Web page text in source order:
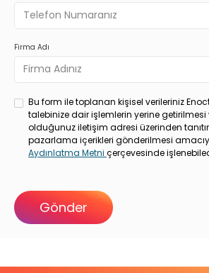
Firma Adı
Bu form ile toplanan kişisel verileriniz
talebinize dair işlemlerin yerine getirilmesi
olduğunuz iletişim adresi üzerinden
pazarlama içerikleri gönderilmesi
Aydınlatma Metni çerçevesinde